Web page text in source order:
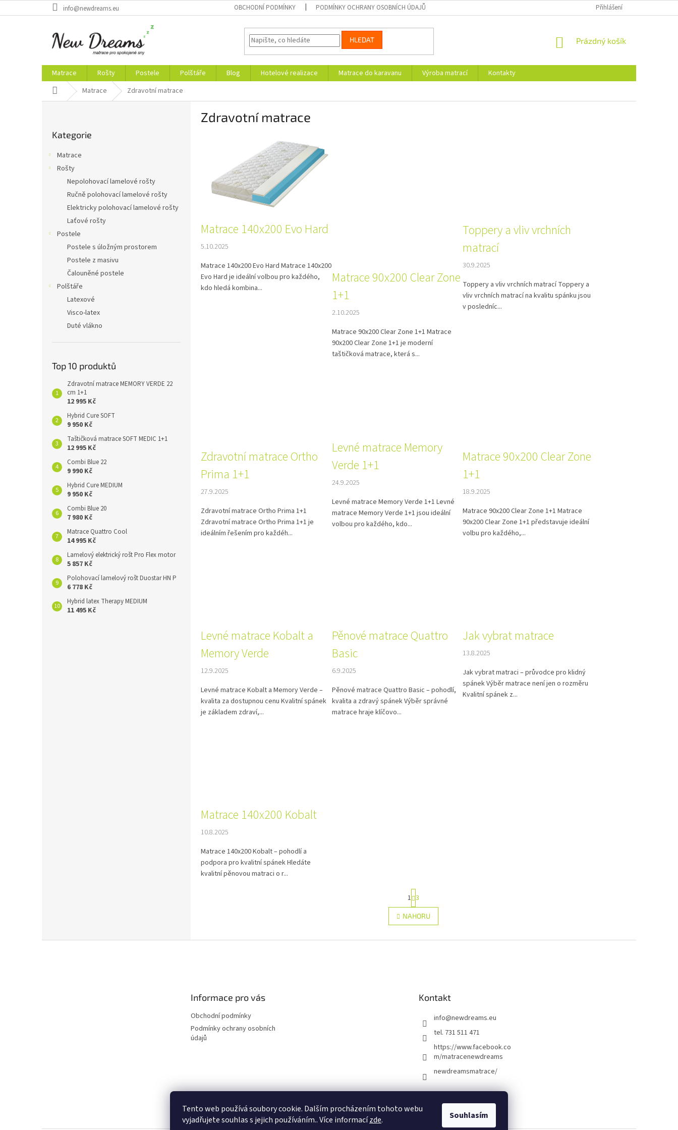
Tento web používá soubory cookie. Dalším procházením tohoto webu
vyjadřujete souhlas s jejich používáním.. Více informacízde. Souhlasím
na
info@newdreams.eu OBCHODNÍ PODMÍNKY PODMÍNKY OCHRANY OSOBNÍCH ÚDAJŮ Přihlášení
HLEDAT
NÁKUPNÍ
Prázdný košík
Matrace Rošty Postele Polštáře Blog Hotelové realizace Matrace do karavanu Výroba matrací
Kontakty
Domů Matrace Zdravotní matrace
kategorie
Kategorie
Matrace
Rošty
Nepolohovací lamelové rošty
Ručně polohovací lamelové rošty
Elektricky polohovací lamelové rošty
Laťové rošty
Postele
Postele s úložným prostorem
Postele z masivu
Čalouněné postele
Polštáře
Latexové
Visco-latex
Duté vlákno
Top 10 produktů
Zdravotní matrace MEMORY VERDE 22
cm 1+1
12 995 Kč
Hybrid Cure SOFT
9 950 Kč
Taštičková matrace SOFT MEDIC 1+1
12 995 Kč
Combi Blue 22
9 990 Kč
Hybrid Cure MEDIUM
9 950 Kč
Combi Blue 20
7 980 Kč
Matrace Quattro Cool
14 995 Kč
Lamelový elektrický rošt Pro Flex motor
5 857 Kč
Polohovací lamelový rošt Duostar HN P
6 778 Kč
Hybrid latex Therapy MEDIUM
11 495 Kč
Zdravotní matrace
n
ů
Matrace 140x200 Evo Hard
5.10.2025
Matrace 140x200 Evo Hard Matrace 140x200
Evo Hard je ideální volbou pro každého,
kdo hledá kombina...
Matrace 90x200 Clear Zone
1+1
2.10.2025
Matrace 90x200 Clear Zone 1+1 Matrace
90x200 Clear Zone 1+1 je moderní
taštičková matrace, která s...
Toppery a vliv vrchních
matrací
30.9.2025
Toppery a vliv vrchních matrací Toppery a
vliv vrchních matrací na kvalitu spánku jsou
v posledníc...
Zdravotní matrace Ortho
Prima 1+1
27.9.2025
Zdravotní matrace Ortho Prima 1+1
Zdravotní matrace Ortho Prima 1+1 je
ideálním řešením pro každéh...
Levné matrace Memory
Verde 1+1
24.9.2025
Levné matrace Memory Verde 1+1 Levné
matrace Memory Verde 1+1 jsou ideální
volbou pro každého, kdo...
Matrace 90x200 Clear Zone
1+1
18.9.2025
Matrace 90x200 Clear Zone 1+1 Matrace
90x200 Clear Zone 1+1 představuje ideální
volbu pro každého,...
Levné matrace Kobalt a
Memory Verde
12.9.2025
Levné matrace Kobalt a Memory Verde –
kvalita za dostupnou cenu Kvalitní spánek
je základem zdraví,...
Pěnové matrace Quattro
Basic
6.9.2025
Pěnové matrace Quattro Basic – pohodlí,
kvalita a zdravý spánek Výběr správné
matrace hraje klíčovo...
Jak vybrat matrace
13.8.2025
Jak vybrat matraci – průvodce pro klidný
spánek Výběr matrace není jen o rozměru
Kvalitní spánek z...
Matrace 140x200 Kobalt
10.8.2025
Matrace 140x200 Kobalt – pohodlí a
podpora pro kvalitní spánek Hledáte
kvalitní pěnovou matraci o r...
O
v
á
u
S
t
r
á
n
1 3
NAHORU
Informace pro vás
Obchodní podmínky
Podmínky ochrany osobních
údajů
Kontakt
info@newdreams.eu
tel. 731 511 471
https://www.facebook.co
m/matracenewdreams
newdreamsmatrace/